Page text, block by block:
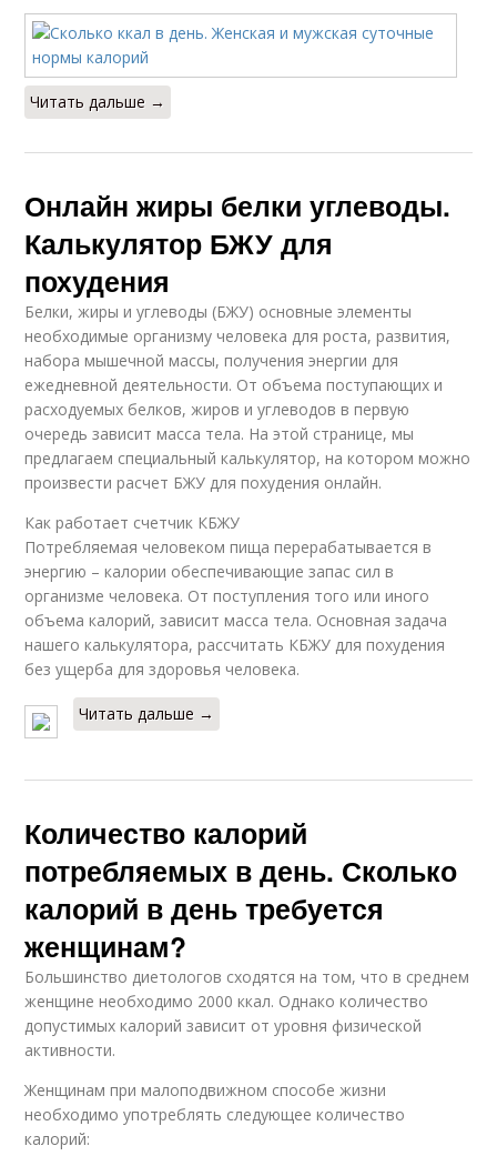
Читать дальше →
Онлайн жиры белки углеводы.
Калькулятор БЖУ для
похудения
Белки, жиры и углеводы (БЖУ) основные элементы
необходимые организму человека для роста, развития,
набора мышечной массы, получения энергии для
ежедневной деятельности. От объема поступающих и
расходуемых белков, жиров и углеводов в первую
очередь зависит масса тела. На этой странице, мы
предлагаем специальный калькулятор, на котором можно
произвести расчет БЖУ для похудения онлайн.
Как работает счетчик КБЖУ
Потребляемая человеком пища перерабатывается в
энергию – калории обеспечивающие запас сил в
организме человека. От поступления того или иного
объема калорий, зависит масса тела. Основная задача
нашего калькулятора, рассчитать КБЖУ для похудения
без ущерба для здоровья человека.
Читать дальше →
Количество калорий
потребляемых в день. Сколько
калорий в день требуется
женщинам?
Большинство диетологов сходятся на том, что в среднем
женщине необходимо 2000 ккал. Однако количество
допустимых калорий зависит от уровня физической
активности.
Женщинам при малоподвижном способе жизни
необходимо употреблять следующее количество
калорий: